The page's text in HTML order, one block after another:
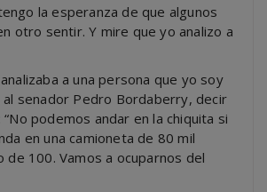
la esperanza de que algunos
otro sentir. Y mire que yo analizo a
a una persona que yo soy
senador Pedro Bordaberry, decir
“No podemos andar en la chiquita si
en una camioneta de 80 mil
de 100. Vamos a ocuparnos del